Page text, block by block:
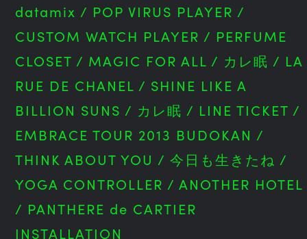
datamix / POP VIRUS PLAYER /
CUSTOM WATCH PLAYER / PERFUME
CLOSET / MAGIC FOR ALL / カレ眠 / LA
RUE DE CHANEL / SHINE LIKE A
BILLION SUNS / カレ眠 / LINE TICKET /
EMBRACE TOUR 2013 BUDOKAN /
THINK ABOUT YOU /今日も生きたね /
YOGA CONTROLLER /ANOTHER HOTEL
/ PANTHERE de CARTIER
INSTALLATION